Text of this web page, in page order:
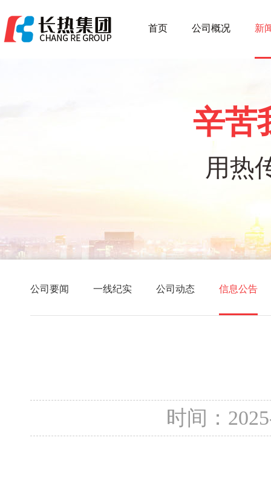
首页 公司概况 新
辛苦
用热
公司要闻 一线纪实 公司动态 信息公告
时间：